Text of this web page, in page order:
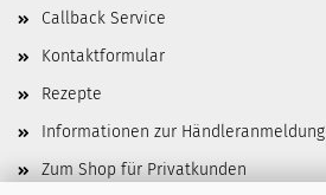
Callback Service
Kontaktformular
Rezepte
Informationen zur Händleranmeldung
Zum Shop für Privatkunden